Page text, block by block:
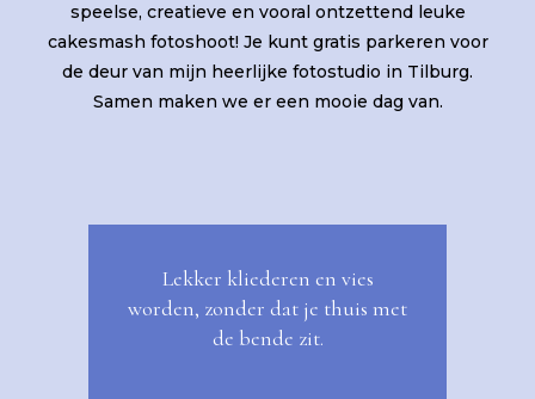
speelse, creatieve en vooral ontzettend leuke
cakesmash fotoshoot! Je kunt gratis parkeren voor
de deur van mijn heerlijke fotostudio in Tilburg.
Samen maken we er een mooie dag van.
Lekker kliederen en vies
worden, zonder dat je thuis met
de bende zit.